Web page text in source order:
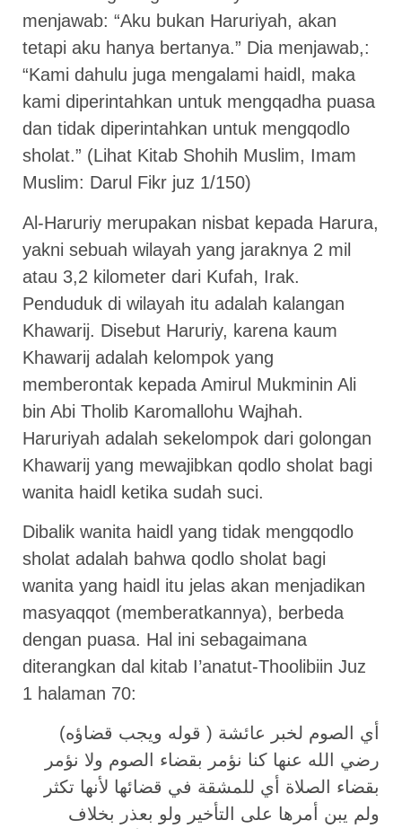
menjawab: “Aku bukan Haruriyah, akan
tetapi aku hanya bertanya.” Dia menjawab,:
“Kami dahulu juga mengalami haidl, maka
kami diperintahkan untuk mengqadha puasa
dan tidak diperintahkan untuk mengqodlo
sholat.” (Lihat Kitab Shohih Muslim, Imam
Muslim: Darul Fikr juz 1/150)
Al-Haruriy merupakan nisbat kepada Harura,
yakni sebuah wilayah yang jaraknya 2 mil
atau 3,2 kilometer dari Kufah, Irak.
Penduduk di wilayah itu adalah kalangan
Khawarij. Disebut Haruriy, karena kaum
Khawarij adalah kelompok yang
memberontak kepada Amirul Mukminin Ali
bin Abi Tholib Karomallohu Wajhah.
Haruriyah adalah sekelompok dari golongan
Khawarij yang mewajibkan qodlo sholat bagi
wanita haidl ketika sudah suci.
Dibalik wanita haidl yang tidak mengqodlo
sholat adalah bahwa qodlo sholat bagi
wanita yang haidl itu jelas akan menjadikan
masyaqqot (memberatkannya), berbeda
dengan puasa. Hal ini sebagaimana
diterangkan dal kitab I’anatut-Thoolibiin Juz
1 halaman 70:
(قوله ويجب قضاؤه ) أي الصوم لخبر عائشة
رضي الله عنها كنا نؤمر بقضاء الصوم ولا نؤمر
بقضاء الصلاة أي للمشقة في قضائها لأنها تكثر
ولم يبن أمرها على التأخير ولو بعذر بخلاف